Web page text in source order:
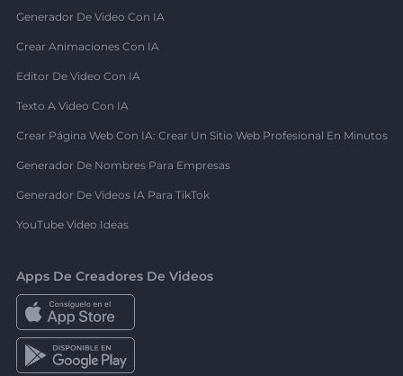
Generador De Video Con IA
Crear Animaciones Con IA
Editor De Video Con IA
Texto A Video Con IA
Crear Página Web Con IA: Crear Un Sitio Web Profesional En Minutos
Generador De Nombres Para Empresas
Generador De Videos IA Para TikTok
YouTube Video Ideas
Apps De Creadores De Videos